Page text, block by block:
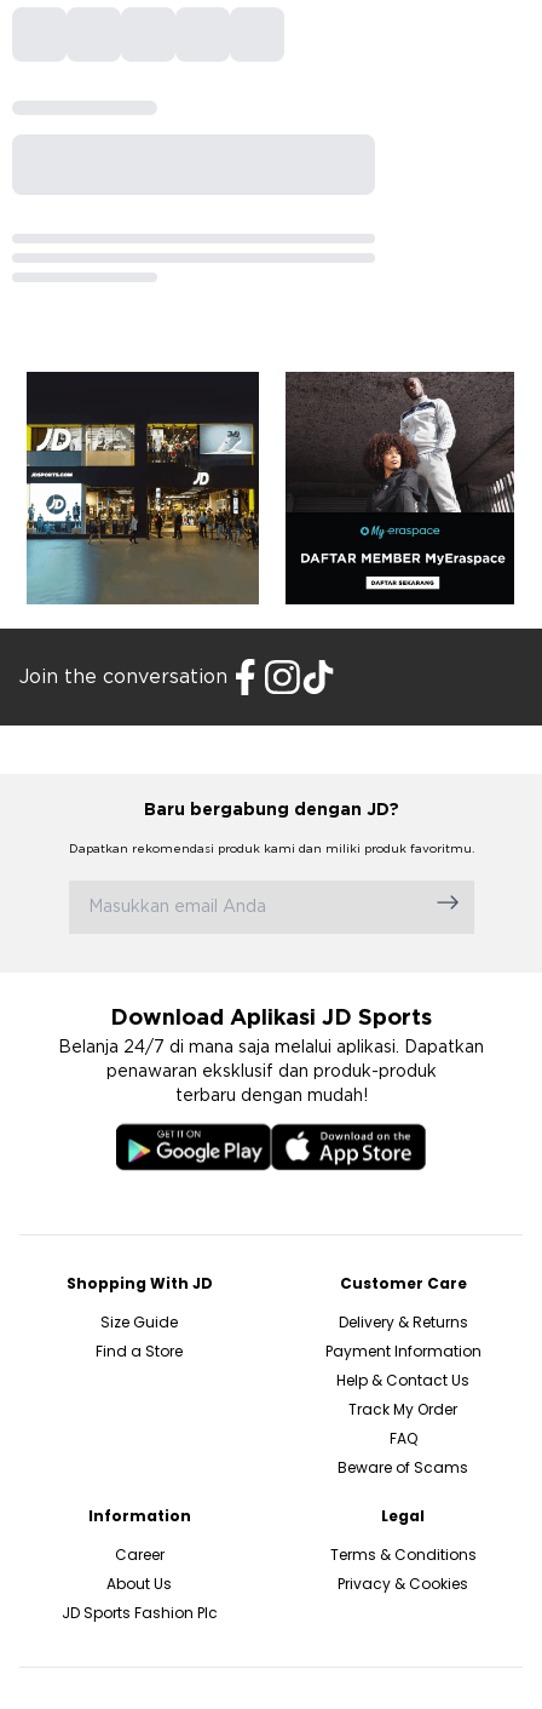
Join the conversation
Baru bergabung dengan JD?
Dapatkan rekomendasi produk kami dan miliki produk favoritmu.
Download Aplikasi JD Sports
Belanja 24/7 di mana saja melalui aplikasi. Dapatkan
penawaran eksklusif dan produk-produk
terbaru dengan mudah!
Shopping With JD
Size Guide
Find a Store
Customer Care
Delivery & Returns
Payment Information
Help & Contact Us
Track My Order
FAQ
Beware of Scams
Information
Career
About Us
JD Sports Fashion Plc
Legal
Terms & Conditions
Privacy & Cookies